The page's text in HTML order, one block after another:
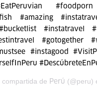
#amazing
#instatravel
#gotogether
#instagood
compartida de Perú (@peru)